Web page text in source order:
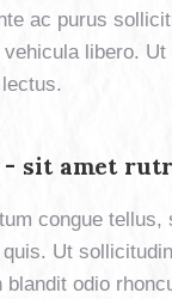
ac purus
libero.
sit amet
congue tellus,
Ut
blandit odio